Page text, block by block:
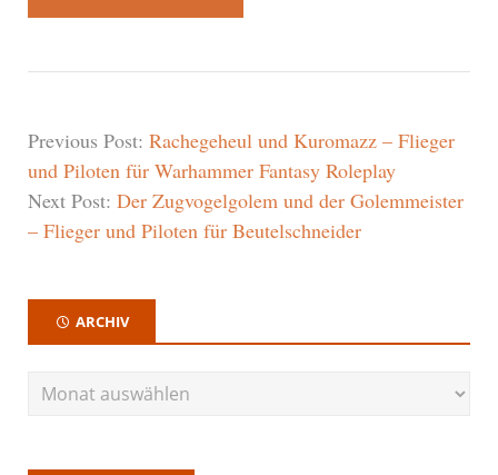
Previous Post: Rachegeheul und Kuromazz – Flieger
und Piloten für Warhammer Fantasy Roleplay
Next Post: Der Zugvogelgolem und der Golemmeister
– Flieger und Piloten für Beutelschneider
ARCHIV